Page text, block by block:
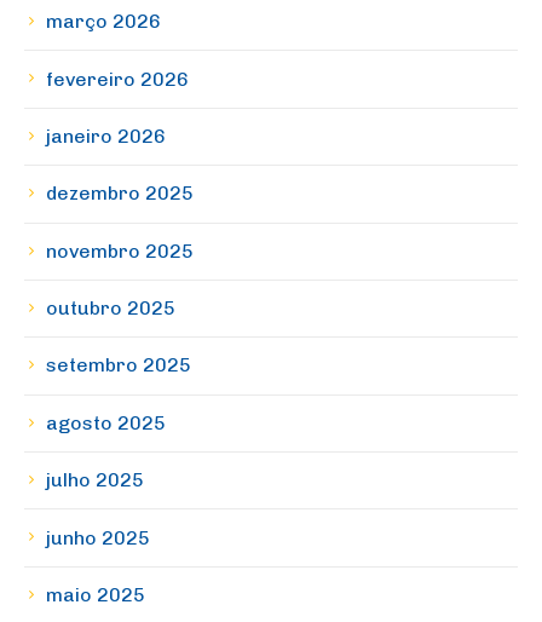
março 2026
fevereiro 2026
janeiro 2026
dezembro 2025
novembro 2025
outubro 2025
setembro 2025
agosto 2025
julho 2025
junho 2025
maio 2025